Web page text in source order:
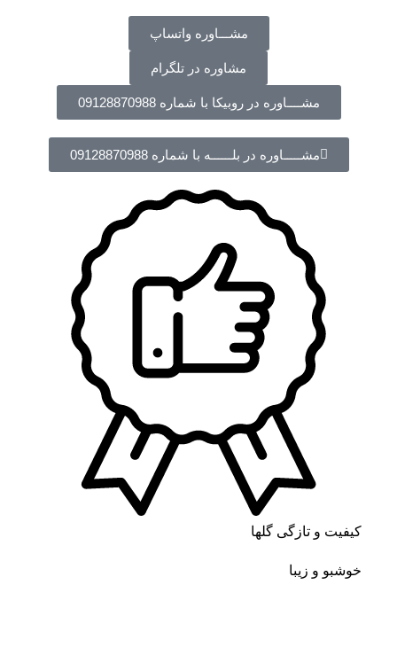
مشـــاوره واتساپ
مشاوره در تلگرام
مشــــاوره در روبیکا با شماره 09128870988
مشـــــاوره در بلــــــه با شماره 09128870988
کیفیت و تازگی گلها
خوشبو و زیبا